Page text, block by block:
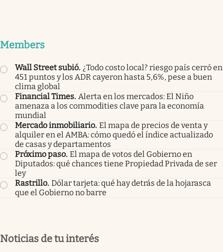
Members
Wall Street subió. ¿Todo costo local? riesgo país cerró en
451 puntos y los ADR cayeron hasta 5,6%, pese a buen
clima global
Financial Times. Alerta en los mercados: El Niño
amenaza a los commodities clave para la economía
mundial
Mercado inmobiliario. El mapa de precios de venta y
alquiler en el AMBA: cómo quedó el índice actualizado
de casas y departamentos
Próximo paso. El mapa de votos del Gobierno en
Diputados: qué chances tiene Propiedad Privada de ser
ley
Rastrillo. Dólar tarjeta: qué hay detrás de la hojarasca
que el Gobierno no barre
Noticias de tu interés